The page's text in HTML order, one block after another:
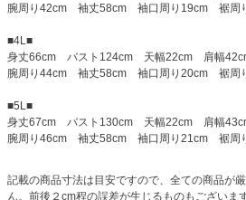
腕周り42cm 袖丈58cm 袖口周り19cm 裾周
■4L■
身丈66cm バスト124cm 天幅22cm 肩幅
腕周り44cm 袖丈58cm 袖口周り20cm 裾周
■5L■
身丈67cm バスト130cm 天幅22cm 肩幅
腕周り46cm 袖丈58cm 袖口周り21cm 裾周
記載の商品寸法は目安ですので、全ての商品が
ん。前後２cm程の誤差が生じるものもございます